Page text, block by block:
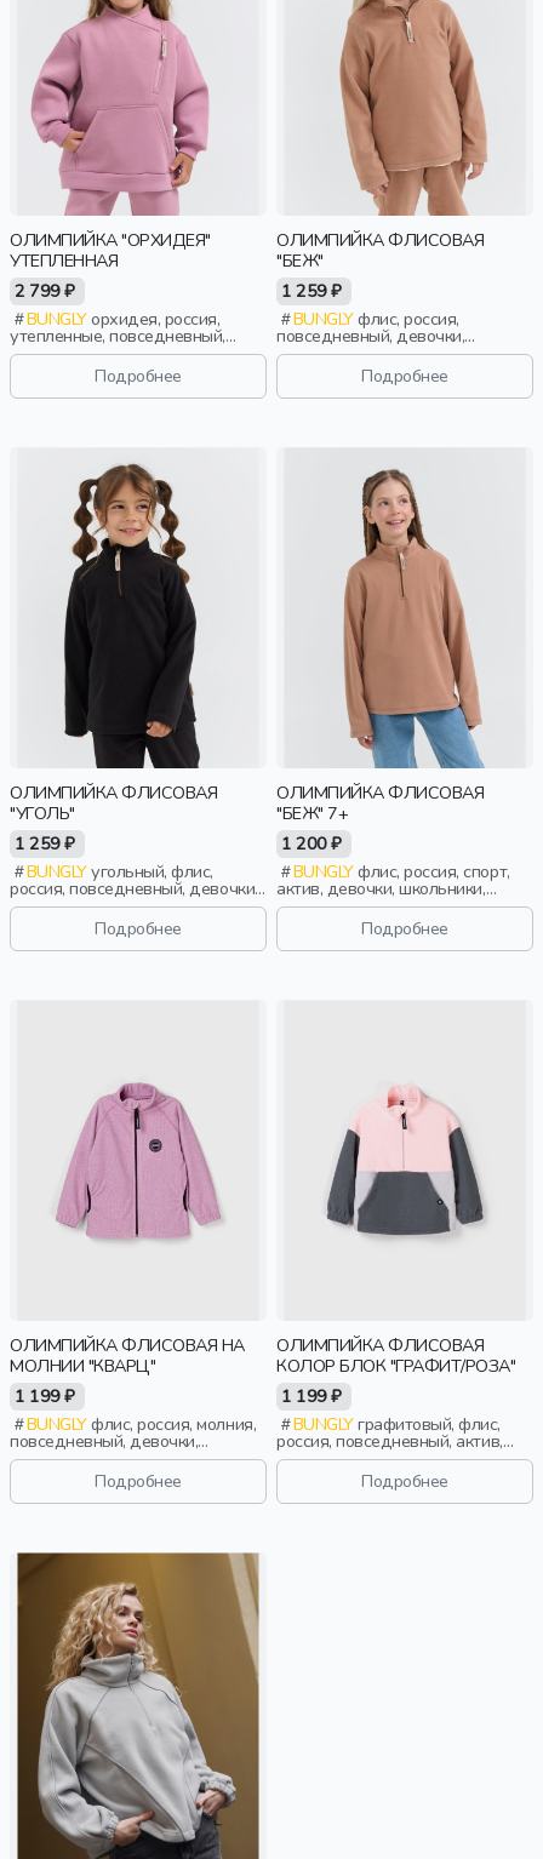
ОЛИМПИЙКА "ОРХИДЕЯ"
УТЕПЛЕННАЯ
2 799 ₽
BUNGLYорхидея, россия,
утепленные, повседневный,
девочки, малыши, дошкольники,
Подробнее
ОЛИМПИЙКА ФЛИСОВАЯ
"БЕЖ"
1 259 ₽
BUNGLYфлис, россия,
повседневный, девочки,
малыши, дошкольники, дети
Подробнее
ОЛИМПИЙКА ФЛИСОВАЯ
"УГОЛЬ"
1 259 ₽
BUNGLYугольный, флис,
россия, повседневный, девочки,
малыши, дошкольники, дети
Подробнее
ОЛИМПИЙКА ФЛИСОВАЯ
"БЕЖ" 7+
1 200 ₽
BUNGLYфлис, россия, спорт,
актив, девочки, школьники,
подростки, дети
Подробнее
ОЛИМПИЙКА ФЛИСОВАЯ НА
МОЛНИИ "КВАРЦ"
1 199 ₽
BUNGLYфлис, россия, молния,
повседневный, девочки,
малыши, дошкольники, дети
Подробнее
ОЛИМПИЙКА ФЛИСОВАЯ
КОЛОР БЛОК "ГРАФИТ/РОЗА"
1 199 ₽
BUNGLYграфитовый, флис,
россия, повседневный, актив,
девочки, малыши, дошкольники,
Подробнее